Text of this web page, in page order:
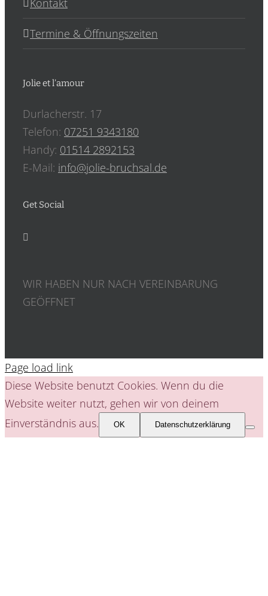
Termine & Öffnungszeiten
Jolie et l’amour
Durlacherstr. 17
Telefon: 07251 9343180
Handy: ‎01514 2892153
E-Mail: info@jolie-bruchsal.de
Get Social
WIR HABEN NUR NACH VEREINBARUNG
GEÖFFNET
Page load link
Diese Website benutzt Cookies. Wenn du die
Website weiter nutzt, gehen wir von deinem
Einverständnis aus.
OK Datenschutzerklärung